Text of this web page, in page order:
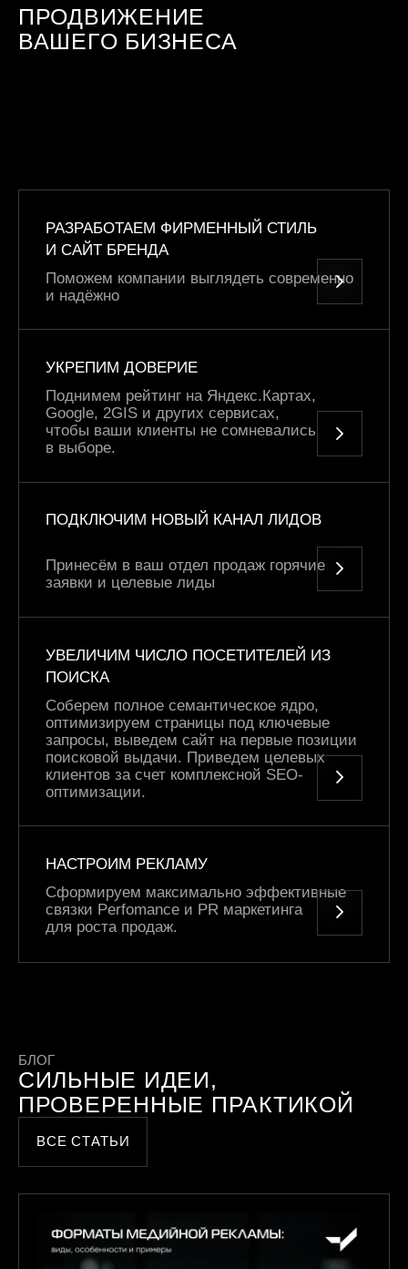
ПРОДВИЖЕНИЕ
ВАШЕГО БИЗНЕСА
РАЗРАБОТАЕМ ФИРМЕННЫЙ СТИЛЬ
И САЙТ БРЕНДА
Поможем компании выглядеть современно
и надёжно
УКРЕПИМ ДОВЕРИЕ
Поднимем рейтинг на Яндекс.Картах,
Google, 2GIS и других сервисах,
чтобы ваши клиенты не сомневались
в выборе.
ПОДКЛЮЧИМ НОВЫЙ КАНАЛ ЛИДОВ
Принесём в ваш отдел продаж горячие
заявки и целевые лиды
УВЕЛИЧИМ ЧИСЛО ПОСЕТИТЕЛЕЙ ИЗ
ПОИСКА
Соберем полное семантическое ядро,
оптимизируем страницы под ключевые
запросы, выведем сайт на первые позиции
поисковой выдачи. Приведем целевых
клиентов за счет комплексной SEO-
оптимизации.
НАСТРОИМ РЕКЛАМУ
Сформируем максимально эффективные
связки Perfomance и PR маркетинга
для роста продаж.
БЛОГ
СИЛЬНЫЕ ИДЕИ,
ПРОВЕРЕННЫЕ ПРАКТИКОЙ
ВСЕ СТАТЬИ